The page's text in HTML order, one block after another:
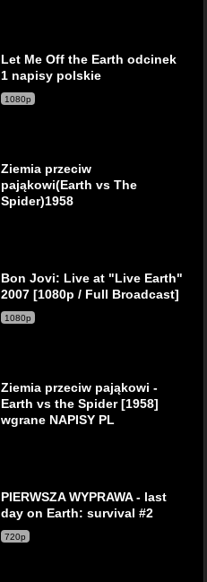
Let Me Off the Earth odcinek
1 napisy polskie
1080p
Ziemia przeciw
pająkowi(Earth vs The
Spider)1958
Bon Jovi: Live at "Live Earth"
2007 [1080p / Full Broadcast]
1080p
Ziemia przeciw pająkowi -
Earth vs the Spider [1958]
wgrane NAPISY PL
PIERWSZA WYPRAWA - last
day on Earth: survival #2
720p